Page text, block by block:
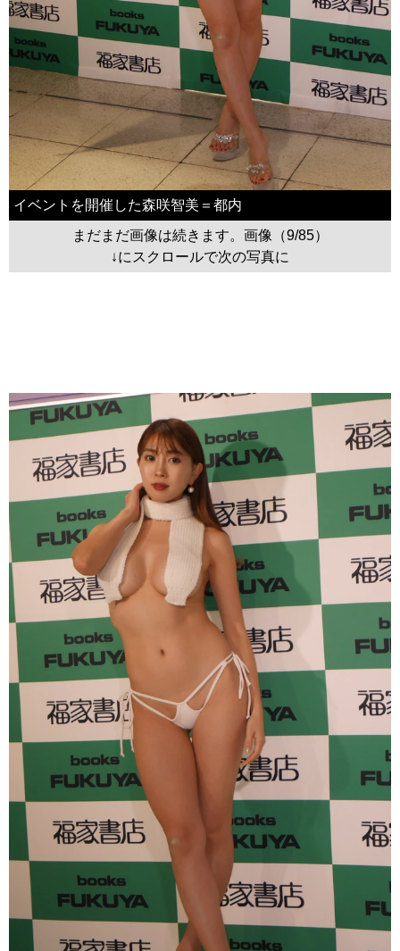
イベントを開催した森咲智美＝都内
まだまだ画像は続きます。画像（9/85）
↓にスクロールで次の写真に